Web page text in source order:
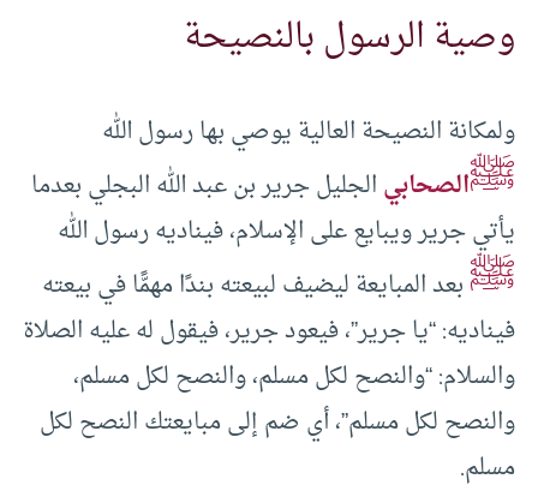
وصية الرسول بالنصيحة
ولمكانة النصيحة العالية يوصي بها رسول الله
ﷺالصحابيالجليل جرير بن عبد الله البجلي بعدما
يأتي جرير ويبايع على الإسلام، فيناديه رسول الله
ﷺبعد المبايعة ليضيف لبيعته بندًا مهمًّا في بيعته
فيناديه: “يا جرير”، فيعود جرير، فيقول له عليه الصلاة
والسلام: “والنصح لكل مسلم، والنصح لكل مسلم،
والنصح لكل مسلم”، أي ضم إلى مبايعتك النصح لكل
مسلم.